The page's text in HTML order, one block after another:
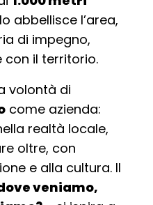
abbellisce l’area,
di impegno,
con il territorio.
volontà di
come azienda:
realtà locale,
oltre, con
e alla cultura. Il
veniamo,